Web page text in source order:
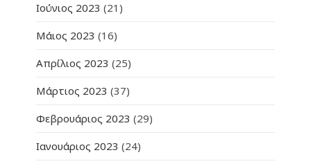
Ιούνιος 2023 (21)
Μάιος 2023 (16)
Απρίλιος 2023 (25)
Μάρτιος 2023 (37)
Φεβρουάριος 2023 (29)
Ιανουάριος 2023 (24)